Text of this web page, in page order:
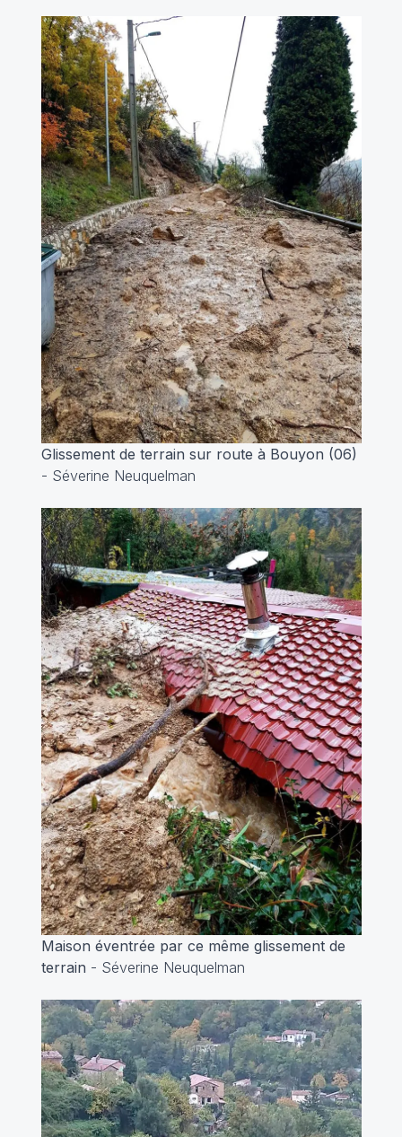
Glissement de terrain sur route à Bouyon (06)
- Séverine Neuquelman
Maison éventrée par ce même glissement de
terrain - Séverine Neuquelman